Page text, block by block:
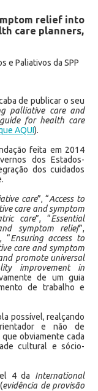
relief into
care planners,
e Paliativos da SPP
de publicar o seu
palliative care and
for health care
AQUI).
feita em 2014
dos Estados-
dos cuidados
care”, “Access to
care and symptom
care”, “Essential
symptom relief”,
“Ensuring access to
care and symptom
promote universal
improvement in
de um guia
de trabalho e
possível, realçando
e não de
obviamente cada
cultural e sócio-
4 da International
evidência de provisão